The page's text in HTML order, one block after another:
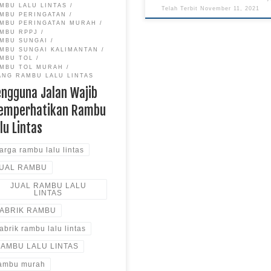
LALU LINTAS
PERINGATAN
PERINGATAN MURAH
RPPJ
SUNGAI
SUNGAI KALIMANTAN
TOL
TOL MURAH
RAMBU LALU LINTAS
Jalan Wajib
Rambu
Lintas
rambu lalu lintas
RAMBU
JUAL RAMBU LALU
LINTAS
RAMBU
rambu lalu lintas
LALU LINTAS
murah
Telah Terbit November 11, 2021